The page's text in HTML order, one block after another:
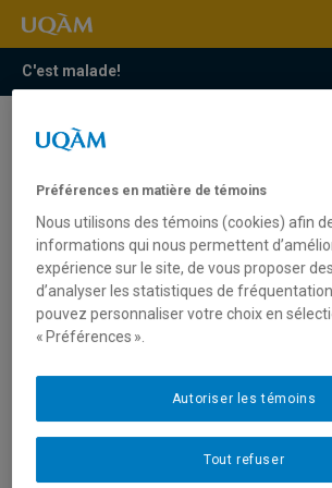
C'est malade!
petite enfance
Fréquenter un milieu de garde est-
enfants ?
La santé dentaire des tout-petits :
prévenir les problèmes et mieux
Portrait d’une hygiéniste dentaire
Lancement d’une nouvelle vitrine
enfants de 0 à 5 ans et leurs milieux
Préférences en matière de témoins
Nous utilisons des témoins (cookies) afin
informations qui nous permettent
expérience sur le site, de vous proposer
d’analyser les statistiques de
pouvez personnaliser votre choix en
« Préférences ».
Tout refuser
Autoriser les témoins